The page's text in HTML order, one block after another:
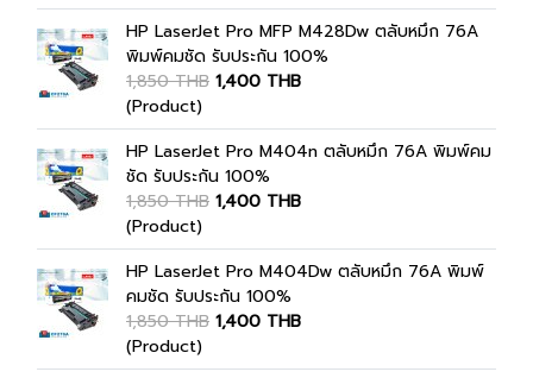
HP LaserJet Pro MFP M428Dw ตลับหมึก 76A
พิมพ์คมชัด รับประกัน 100%
1,850 THB 1,400 THB
(Product)
HP LaserJet Pro M404n ตลับหมึก 76A พิมพ์คม
ชัด รับประกัน 100%
1,850 THB 1,400 THB
(Product)
HP LaserJet Pro M404Dw ตลับหมึก 76A พิมพ์
คมชัด รับประกัน 100%
1,850 THB 1,400 THB
(Product)